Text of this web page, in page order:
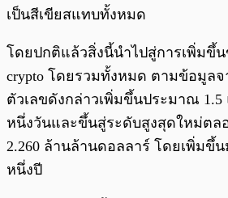
เป็นสีเขียสแทบทั้งหมด
โดยปกติแล้วสิ่งนี้นำไปสู่การเพิ่มขึ้
crypto โดยรวมทั้งหมด ตามข้อมูลจ
ตัวเลขดังกล่าวเพิ่มขึ้นประมาณ
หนึ่งวันและขึ้นสู่ระดับสูงสุดใหม่ตล
2.260 ล้านล้านดอลลาร์ โดยเพิ่มขึ้น
หนึ่งปี